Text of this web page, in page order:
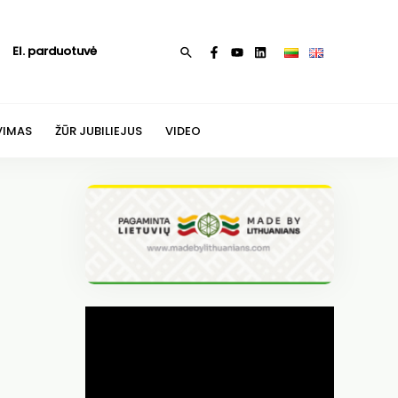
El. parduotuvė Paieška
ŽŪR JUBILIEJUS VIDEO